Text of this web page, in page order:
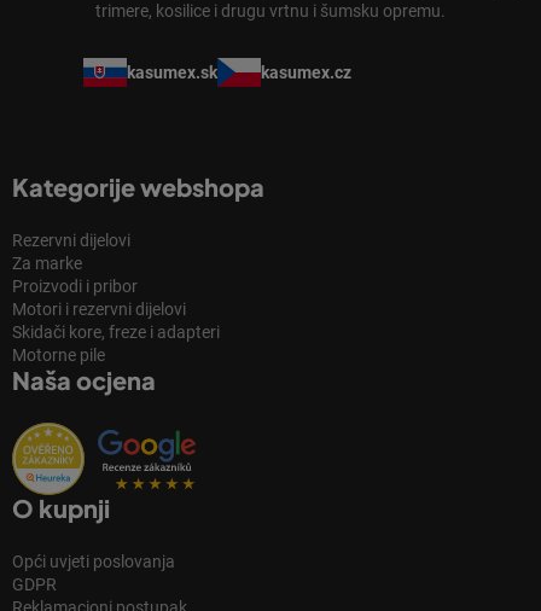
trimere, kosilice i drugu vrtnu i šumsku opremu.
kasumex.sk kasumex.cz
Kategorije webshopa
Rezervni dijelovi
Za marke
Proizvodi i pribor
Motori i rezervni dijelovi
Skidači kore, freze i adapteri
Motorne pile
Naša ocjena
O kupnji
Opći uvjeti poslovanja
GDPR